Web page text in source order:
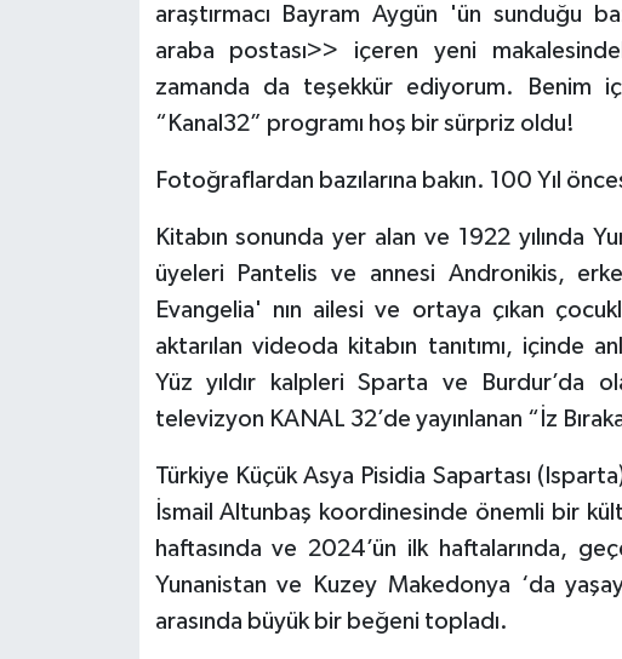
araştırmacı Bayram Aygün 'ün sunduğu
araba postası>> içeren yeni
zamanda da teşekkür ediyorum. Benim
“Kanal32” programı hoş bir sürpriz oldu!
Fotoğraflardan bazılarına bakın. 100 Yıl
Kitabın sonunda yer alan ve 1922 yılında
üyeleri Pantelis ve annesi Andronikis,
Evangelia' nın ailesi ve ortaya çıkan
aktarılan videoda kitabın tanıtımı, içinde
Yüz yıldır kalpleri Sparta ve Burdur’da
televizyon KANAL 32’de yayınlanan “İz
Türkiye Küçük Asya Pisidia Sapartası
İsmail Altunbaş koordinesinde önemli bir
haftasında ve 2024’ün ilk haftalarında,
Yunanistan ve Kuzey Makedonya ‘da
arasında büyük bir beğeni topladı.